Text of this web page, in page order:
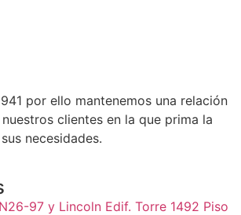
por ello mantenemos una relación
clientes en la que prima la
necesidades.
97 y Lincoln Edif. Torre 1492 Piso